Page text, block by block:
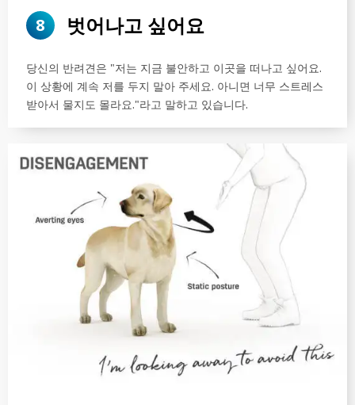
8 벗어나고 싶어요
당신의 반려견은 "저는 지금 불안하고 이곳을 떠나고 싶어요.
이 상황에 계속 저를 두지 말아 주세요. 아니면 너무 스트레스
받아서 물지도 몰라요."라고 말하고 있습니다.